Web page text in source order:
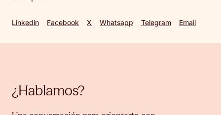
Linkedin Facebook X Whatsapp Telegram Email
¿Hablamos?